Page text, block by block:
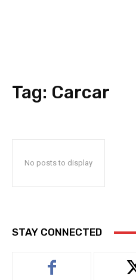
Tag: Carcar
No posts to display
STAY CONNECTED